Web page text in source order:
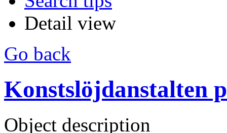
Detail view
Go back
Konstslöjdanstalten
Object description